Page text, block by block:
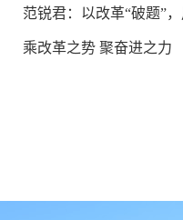
范锐君：​以改革“破题”
乘改革之势 聚奋进之力